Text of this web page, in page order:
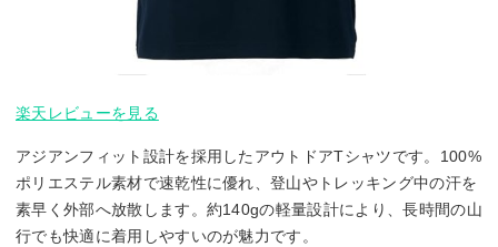
楽天レビューを見る
アジアンフィット設計を採用したアウトドアTシャツです。100%
ポリエステル素材で速乾性に優れ、登山やトレッキング中の汗を
素早く外部へ放散します。約140gの軽量設計により、長時間の山
行でも快適に着用しやすいのが魅力です。